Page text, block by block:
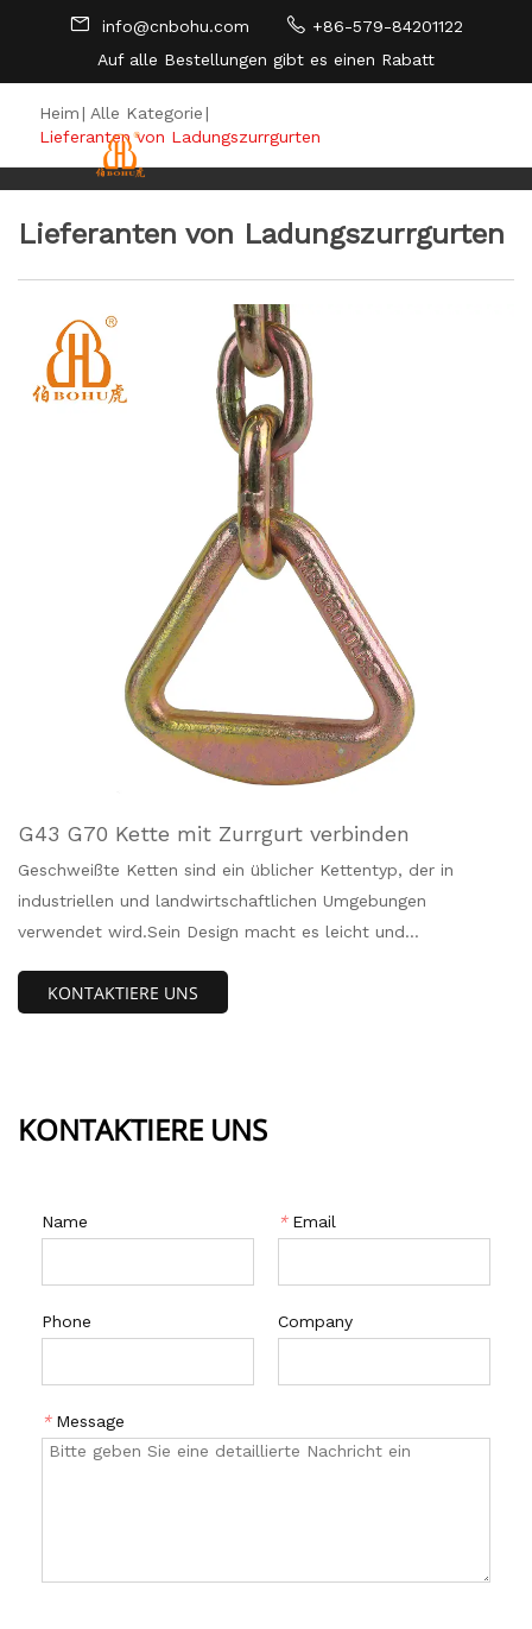
info@cnbohu.com
+86-579-84201122
Auf alle Bestellungen gibt es einen Rabatt
Heim| Alle Kategorie|
Lieferanten von Ladungszurrgurten
Lieferanten von Ladungszurrgurten
G43 G70 Kette mit Zurrgurt verbinden
Geschweißte Ketten sind ein üblicher Kettentyp, der in
industriellen und landwirtschaftlichen Umgebungen
verwendet wird.Sein Design macht es leicht und
Kohlenstoffstahl und Edelstahl.Perfekt für schwere
KONTAKTIERE UNS
KONTAKTIERE UNS
Name * Email
Phone Company
* Message